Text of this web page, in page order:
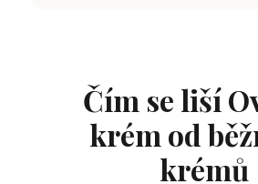
Čím se liší
krém od
krémů